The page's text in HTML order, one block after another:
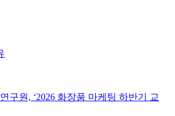
연구원, ‘2026 화장품 마케팅 하반기 교